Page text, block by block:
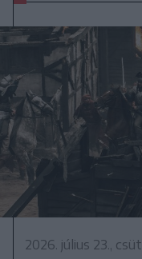
2026. július 23.,